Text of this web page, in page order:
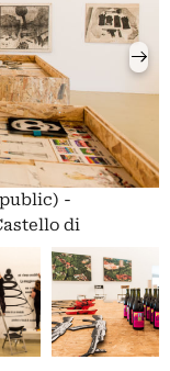
-
di